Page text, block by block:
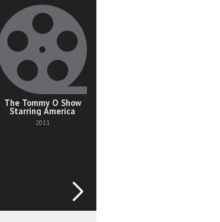
The Tommy O Show
Starring America
2011